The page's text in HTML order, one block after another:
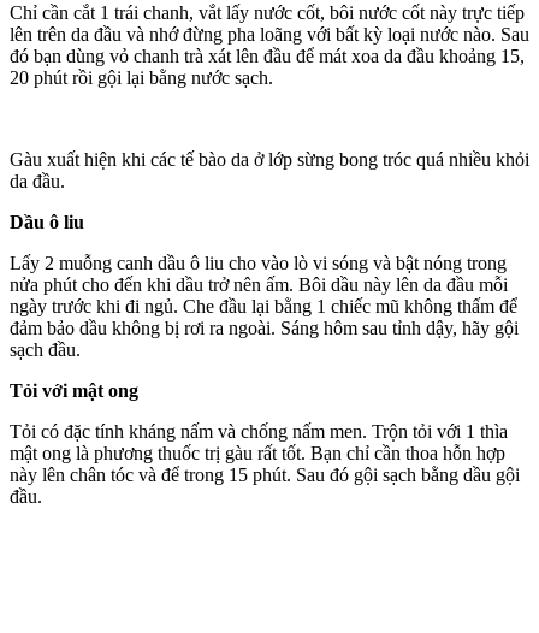
Chỉ cần cắt 1 trái chanh, vắt lấy nước cốt, bôi nước cốt này trực tiếp
lên trên da đầu và nhớ đừng pha loãng với bất kỳ loại nước nào. Sau
đó bạn dùng vỏ chanh trà xát lên đầu để mát xoa da đầu khoảng 15,
20 phút rồi gội lại bằng nước sạch.
Gàu xuất hiện khi các tế bào da ở lớp sừng bong tróc quá nhiều khỏi
da đầu.
Dầu ô liu
Lấy 2 muỗng canh dầu ô liu cho vào lò vi sóng và bật nóng trong
nửa phút cho đến khi dầu trở nên ấm. Bôi dầu này lên da đầu mỗi
ngày trước khi đi ngủ. Che đầu lại bằng 1 chiếc mũ không thấm để
đảm bảo dầu không bị rơi ra ngoài. Sáng hôm sau tỉnh dậy, hãy gội
sạch đầu.
Tỏi với mật ong
Tỏi có đặc tính kháng nấm và chống nấm men. Trộn tỏi với 1 thìa
mật ong là phương thuốc trị gàu rất tốt. Bạn chỉ cần thoa hỗn hợp
này lên chân tóc và để trong 15 phút. Sau đó gội sạch bằng dầu gội
đầu.